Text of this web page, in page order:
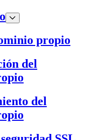
propio
del
del